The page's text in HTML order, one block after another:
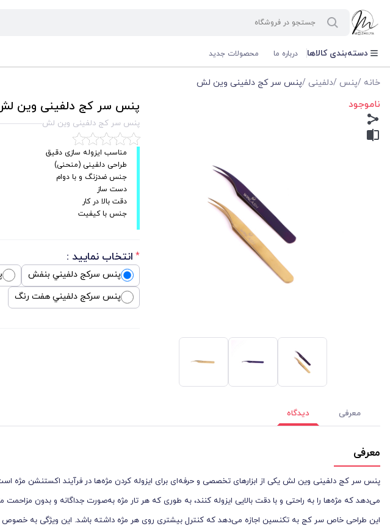
دسته‌بندی کالاها درباره ما محصولات جدید
خانه /پنس /دلفینی /پنس سر کج دلفینی وین لش
ناموجود پنس سر کج دلفینی وین
پنس سر کج دلفینی وین لش
مناسب ایزوله سازی دقیق
طراحی دلفینی (منحنی)
جنس ضدزنگ و با دوام
دست ساز
دقت بالا در کار
جنس با کیفیت
* انتخاب نمایید :
پنس سركج دلفيني بنفش
پنس سركج دلفيني هفت رنگ
معرفی دیدگاه
معرفی
پنس سر کج دلفینی وین لش یکی از ابزارهای تخصصی و حرفه‌ای برای ایزوله کردن مژه‌ها در فرآیند اکستنشن مژه
می‌دهد که مژه‌ها را به راحتی و با دقت بالایی ایزوله کنند، به طوری که هر تار مژه به‌صورت جداگانه و بدون مزاحمت
این طراحی خاص سر کج به تکنسین اجازه می‌دهد که کنترل بیشتری روی هر مژه داشته باشد. این ویژگی به خصوص